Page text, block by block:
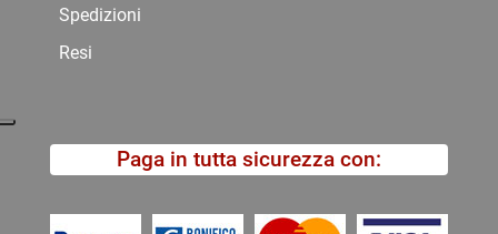
Spedizioni
Resi
Paga in tutta sicurezza con: